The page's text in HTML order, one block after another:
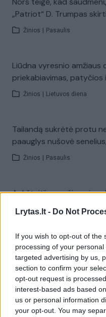
Lrytas.lt - Do Not
If you wish to opt-out of the
processing of your
targeted advertising by us,
section to confirm your
opt-out request is
interest-based ads based
us or personal information
your opt-out. You may
„Patriot“ D. Trumpas
Žinios Pasaulis
Liūdna vyresnio
priekabiavimas, patyčios
Žinios Lietuvos diena
Tailandą sukrėtė protu
paauglys nušovė
Žinios Pasaulis
Aukštaitijos pučiamųjų
Žiūrimiausi